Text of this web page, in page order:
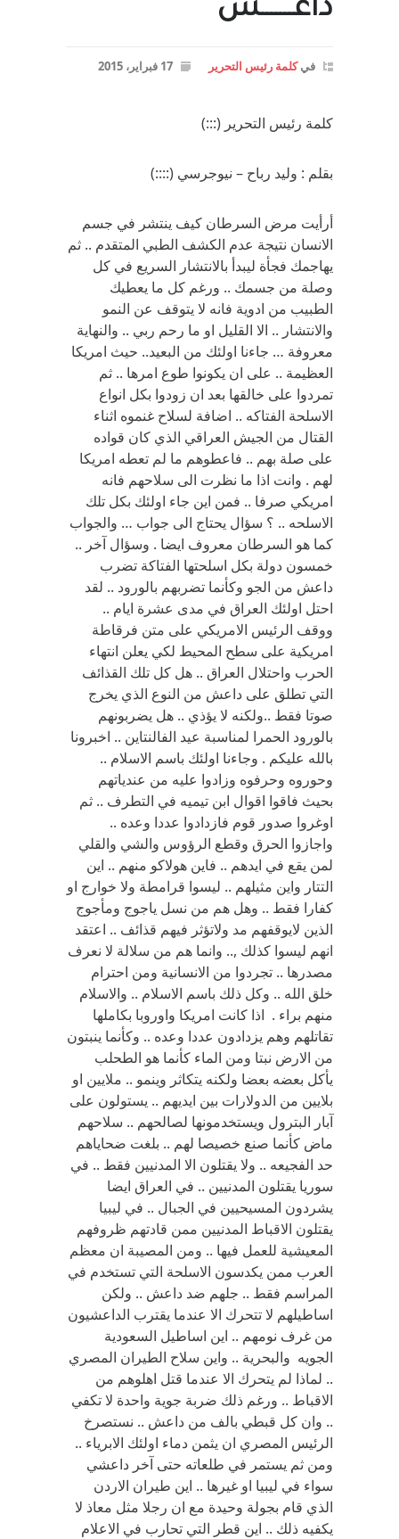
داعـــــــش
فيكلمة رئيس التحرير 17 فبراير، 2015
كلمة رئيس التحرير (:::)
بقلم : وليد رباح – نيوجرسي (::::)
أرأيت مرض السرطان كيف ينتشر في جسم
الانسان نتيجة عدم الكشف الطبي المتقدم .. ثم
يهاجمك فجأة ليبدأ بالانتشار السريع في كل
وصلة من جسمك .. ورغم كل ما يعطيك
الطبيب من ادوية فانه لا يتوقف عن النمو
والانتشار .. الا القليل او ما رحم ربي .. والنهاية
معروفة … جاءنا اولئك من البعيد.. حيث امريكا
العظيمة .. على ان يكونوا طوع امرها .. ثم
تمردوا على خالقها بعد ان زودوا بكل انواع
الاسلحة الفتاكه .. اضافة لسلاح غنموه اثناء
القتال من الجيش العراقي الذي كان قواده
على صلة بهم .. فاعطوهم ما لم تعطه امريكا
لهم . وانت اذا ما نظرت الى سلاحهم فانه
امريكي صرفا .. فمن اين جاء اولئك بكل تلك
الاسلحه .. ؟ سؤال يحتاج الى جواب … والجواب
كما هو السرطان معروف ايضا . وسؤال آخر ..
خمسون دولة بكل اسلحتها الفتاكة تضرب
داعش من الجو وكأنما تضربهم بالورود .. لقد
احتل اولئك العراق في مدى عشرة ايام ..
ووقف الرئيس الامريكي على متن فرقاطة
امريكية على سطح المحيط لكي يعلن انتهاء
الحرب واحتلال العراق .. هل كل تلك القذائف
التي تطلق على داعش من النوع الذي يخرج
صوتا فقط ..ولكنه لا يؤذي .. هل يضربونهم
بالورود الحمرا لمناسبة عيد الفالنتاين .. اخبرونا
بالله عليكم . وجاءنا اولئك باسم الاسلام ..
وحوروه وحرفوه وزادوا عليه من عندياتهم
بحيث فاقوا اقوال ابن تيميه في التطرف .. ثم
اوغروا صدور قوم فازدادوا عددا وعده ..
واجازوا الحرق وقطع الرؤوس والشي والقلي
لمن يقع في ايدهم .. فاين هولاكو منهم .. اين
التتار واين مثيلهم .. ليسوا قرامطة ولا خوارج او
كفارا فقط .. وهل هم من نسل ياجوج ومأجوج
الذين لايوقفهم مد ولاتؤثر فيهم قذائف .. اعتقد
انهم ليسوا كذلك ,.. وانما هم من سلالة لا نعرف
مصدرها .. تجردوا من الانسانية ومن احترام
خلق الله .. وكل ذلك باسم الاسلام .. والاسلام
منهم براء . اذا كانت امريكا واوروبا بكاملها
تقاتلهم وهم يزدادون عددا وعده .. وكأنما ينبتون
من الارض نبتا ومن الماء كأنما هو الطحلب
يأكل بعضه بعضا ولكنه يتكاثر وينمو .. ملايين او
بلايين من الدولارات بين ايديهم .. يستولون على
آبار البترول ويستخدمونها لصالحهم .. سلاحهم
ماض كأنما صنع خصيصا لهم .. بلغت ضحاياهم
حد الفجيعه .. ولا يقتلون الا المدنيين فقط .. في
سوريا يقتلون المدنيين .. في العراق ايضا
يشردون المسيحيين في الجبال .. في ليبيا
يقتلون الاقباط المدنيين ممن قادتهم ظروفهم
المعيشية للعمل فيها .. ومن المصيبة ان معظم
العرب ممن يكدسون الاسلحة التي تستخدم في
المراسم فقط .. جلهم ضد داعش .. ولكن
اساطيلهم لا تتحرك الا عندما يقترب الداعشيون
من غرف نومهم .. اين اساطيل السعودية
الجويه والبحرية .. واين سلاح الطيران المصري
.. لماذا لم يتحرك الا عندما قتل اهلوهم من
الاقباط .. ورغم ذلك ضربة جوية واحدة لا تكفي
.. وان كل قبطي بالف من داعش .. نستصرخ
الرئيس المصري ان يثمن دماء اولئك الابرياء ..
ومن ثم يستمر في طلعاته حتى آخر داعشي
سواء في ليبيا او غيرها .. اين طيران الاردن
الذي قام بجولة وحيدة مع ان رجلا مثل معاذ لا
يكفيه ذلك .. اين قطر التي تحارب في الاعلام